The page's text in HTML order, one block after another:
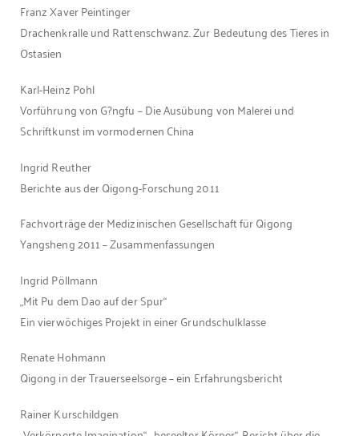
Franz Xaver Peintinger
Drachenkralle und Rattenschwanz. Zur Bedeutung des Tieres in
Ostasien
Karl-Heinz Pohl
Vorführung von G?ngfu – Die Ausübung von Malerei und
Schriftkunst im vormodernen China
Ingrid Reuther
Berichte aus der Qigong-Forschung 2011
Fachvorträge der Medizinischen Gesellschaft für Qigong
Yangsheng 2011 – Zusammenfassungen
Ingrid Pöllmann
„Mit Pu dem Dao auf der Spur“
Ein vierwöchiges Projekt in einer Grundschulklasse
Renate Hohmann
Qigong in der Trauerseelsorge – ein Erfahrungsbericht
Rainer Kurschildgen